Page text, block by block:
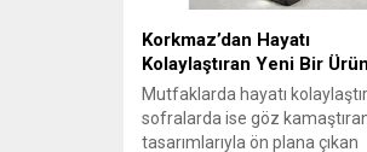
Korkmaz’dan Hayatı
Kolaylaştıran Yeni Bir Ürün
Mutfaklarda hayatı
sofralarda ise göz
tasarımlarıyla ön plana çıkan